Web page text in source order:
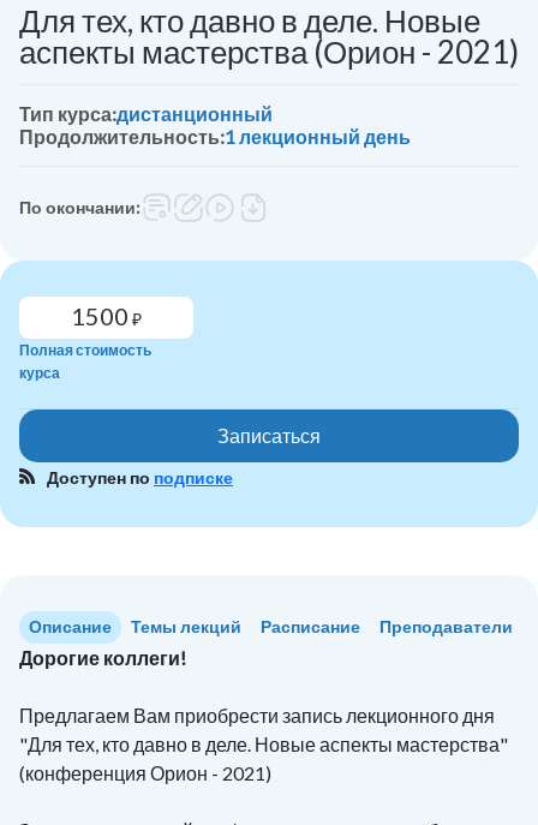
Для тех, кто давно в деле. Новые
аспекты мастерства (Орион - 2021)
Тип курса:дистанционный
Продолжительность:1 лекционный день
По окончании:
1500 ₽
Полная стоимость
курса
Записаться
Доступен по подписке
Описание Темы лекций Расписание Преподаватели
Дорогие коллеги!
Предлагаем Вам приобрести запись лекционного дня
"Для тех, кто давно в деле. Новые аспекты мастерства"
(конференция Орион - 2021)